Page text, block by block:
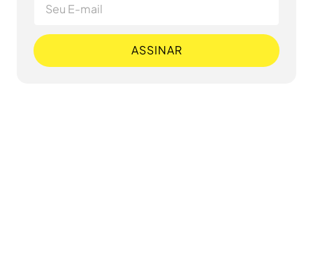
ASSINAR